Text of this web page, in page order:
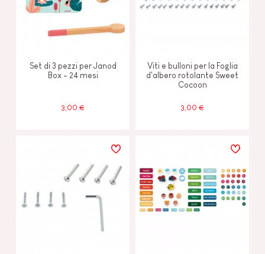
Set di 3 pezzi per Janod
Box - 24 mesi
3,00 €
Viti e bulloni per la Foglia
d'albero rotolante Sweet
Cocoon
3,00 €